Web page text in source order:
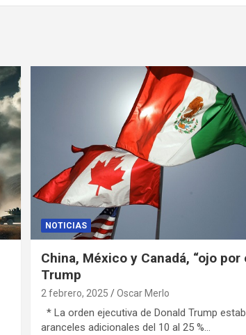
NOTICIAS
China, México y Canadá, “ojo por
Trump
2 febrero, 2025 Oscar Merlo
* La orden ejecutiva de Donald Trump
aranceles adicionales del 10 al 25 %…